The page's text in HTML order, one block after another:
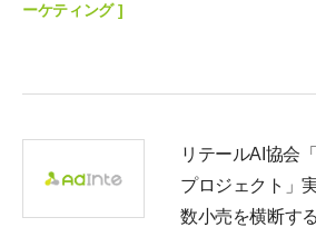
ーケティング ]
リテールAI協会
プロジェクト」
数小売を横断す